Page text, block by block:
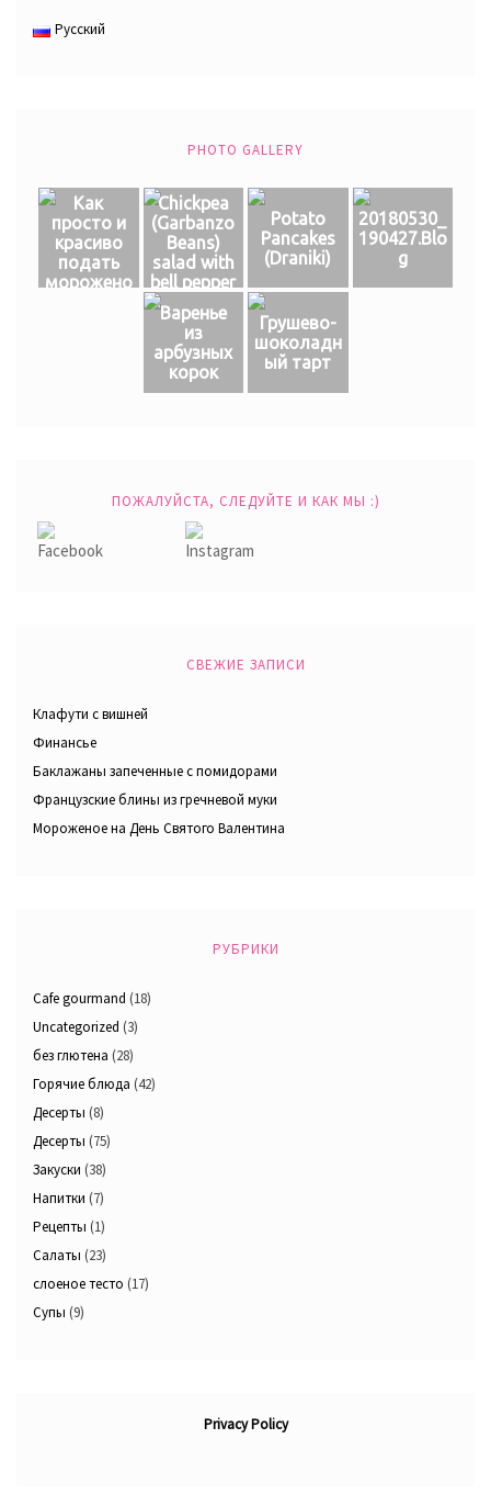
Русский
PHOTO GALLERY
Как
просто и
красиво
подать
морожено
Chickpea
(Garbanzo
Beans)
salad with
bell pepper
Potato
Pancakes
(Draniki)
20180530_
190427.Blo
g
Варенье
из
арбузных
корок
Грушево-
шоколадн
ый тарт
ПОЖАЛУЙСТА, СЛЕДУЙТЕ И КАК МЫ :)
СВЕЖИЕ ЗАПИСИ
Клафути с вишней
Финансье
Баклажаны запеченные с помидорами
Французские блины из гречневой муки
Мороженое на День Святого Валентина
РУБРИКИ
Cafe gourmand (18)
Uncategorized (3)
без глютена (28)
Горячие блюда (42)
Десерты (8)
Десерты (75)
Закуски (38)
Напитки (7)
Рецепты (1)
Салаты (23)
слоеное тесто (17)
Супы (9)
Privacy Policy